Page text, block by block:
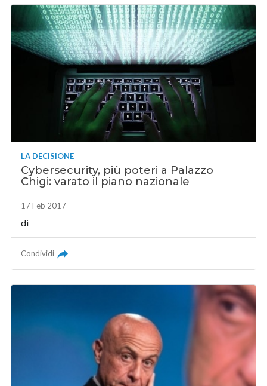
LA DECISIONE
Cybersecurity, più poteri a Palazzo
Chigi: varato il piano nazionale
17 Feb 2017
di
Condividi